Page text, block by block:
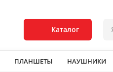
Каталог
ПЛАНШЕТЫ НАУШНИКИ